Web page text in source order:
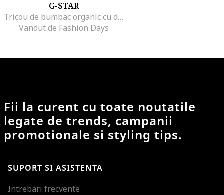
G-STAR
Tricou de bumbac organic cu detaliu brodat - 2 piese, Alb
Vandut de Fashion Days
Fii la curent cu toate noutatile
legate de trends, campanii
promotionale si styling tips.
SUPORT SI ASISTENTA
Intrebari frecvente